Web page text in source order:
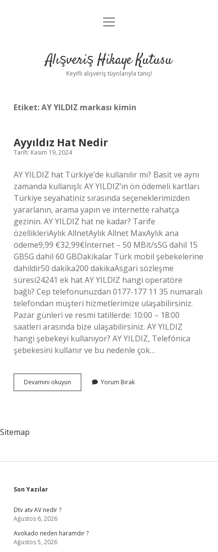
Anasayfa
Yasal Uyarı
menüyü
Alışveriş Hikaye Kutusu
Keyifli alışveriş tüyolarıyla tanış!
Etiket:AY YILDIZ markası kimin
Ayyıldız Hat Nedir
Tarih: Kasım 19, 2024
AY YILDIZ hat Türkiye’de kullanılır mı? Basit ve aynı
zamanda kullanışlı: AY YILDIZ’ın ön ödemeli kartları.
Türkiye seyahatiniz sırasında seçeneklerimizden
yararlanın, arama yapın ve internette rahatça
gezinin. AY YILDIZ hat ne kadar? Tarife
özellikleriAylık AllnetAylık Allnet MaxAylık ana
ödeme9,99 €32,99€İnternet – 50 MBit/s5G dahil 15
GB5G dahil 60 GBDakikalar Türk mobil şebekelerine
dahildir50 dakika200 dakikaAsgari sözleşme
süresi24241 ek hat AY YILDIZ hangi operatöre
bağlı? Cep telefonunuzdan 0177-177 11 35 numaralı
telefondan müşteri hizmetlerimize ulaşabilirsiniz.
Pazar günleri ve resmi tatillerde: 10:00 – 18:00
saatleri arasında bize ulaşabilirsiniz. AY YILDIZ
hangi şebekeyi kullanıyor? AY YILDIZ, Telefónica
şebekesini kullanır ve bu nedenle çok…
Devamını okuyun
Hat
Yorum Bırak
Sitemap
Sidebar
Son Yazılar
Dtv atv AV nedir ?
Ağustos 6, 2026
Avokado neden haramdır ?
Ağustos 5, 2026